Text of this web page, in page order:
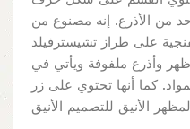
من الأذرع. إنه مصنوع من
على طراز تشيسترفيلد
وأذرع ملفوفة ويأتي في
كما أنها تحتوي على زر